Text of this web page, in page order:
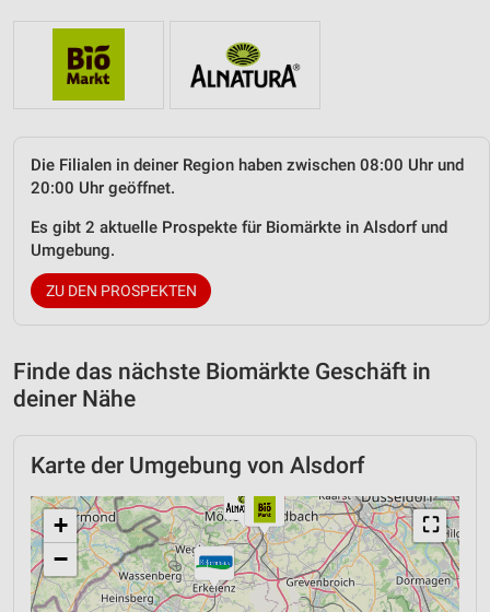
Die Filialen in deiner Region haben zwischen 08:00 Uhr und
20:00 Uhr geöffnet.
Es gibt 2 aktuelle Prospekte für Biomärkte in Alsdorf und
Umgebung.
ZU DEN PROSPEKTEN
Finde das nächste Biomärkte Geschäft in
deiner Nähe
Karte der Umgebung von Alsdorf
⛶
+
−